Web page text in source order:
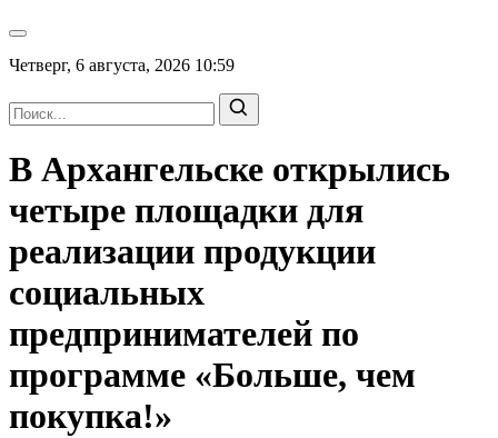
Четверг, 6 августа, 2026 10:59
В Архангельске открылись
четыре площадки для
реализации продукции
социальных
предпринимателей по
программе «Больше, чем
покупка!»